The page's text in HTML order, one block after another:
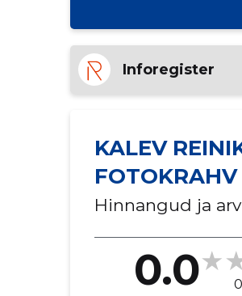
Inforegister
KALEV
FOTOKRAHV
Hinnangud ja
0.0